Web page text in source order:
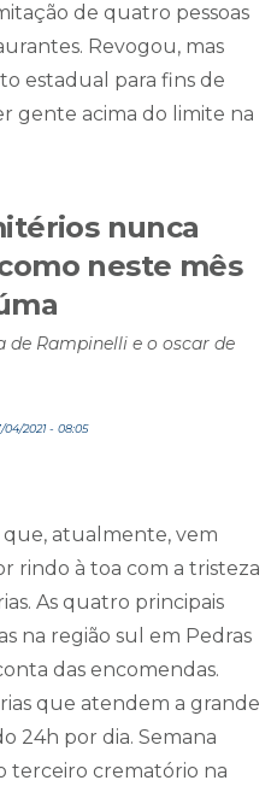
de quatro pessoas
Revogou, mas
estadual para fins de
gente acima do limite na
nunca
neste mês
de Rampinelli e o oscar de
2021 - 08:05
que, atualmente, vem
rindo à toa com a tristeza
As quatro principais
na região sul em Pedras
das encomendas.
que atendem a grande
24h por dia. Semana
terceiro crematório na